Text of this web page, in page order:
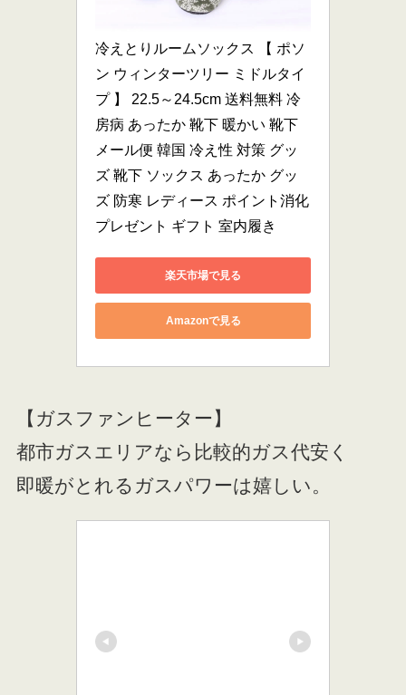
冷えとりルームソックス 【 ポソ
ン ウィンターツリー ミドルタイ
プ 】 22.5～24.5cm 送料無料 冷
房病 あったか 靴下 暖かい 靴下
メール便 韓国 冷え性 対策 グッ
ズ 靴下 ソックス あったか グッ
ズ 防寒 レディース ポイント消化
プレゼント ギフト 室内履き
楽天市場で見る
Amazonで見る
【ガスファンヒーター】
都市ガスエリアなら比較的ガス代安く
即暖がとれるガスパワーは嬉しい。